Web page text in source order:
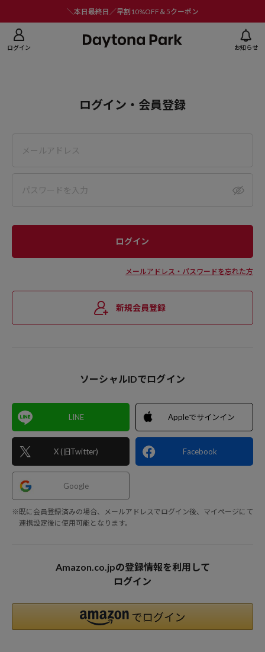
＼本日最終日／早割10%OFF＆5クーポン
ログイン お知らせ
ログイン・会員登録
メールアドレス・パスワードを忘れた方
新規会員登録
ソーシャルIDでログイン
LINE
X (旧Twitter)
Appleでサインイン
Facebook
Google
※既に会員登録済みの場合、メールアドレスでログイン後、マイページにて
連携設定後に使用可能となります。
Amazon.co.jpの登録情報を利用して
ログイン